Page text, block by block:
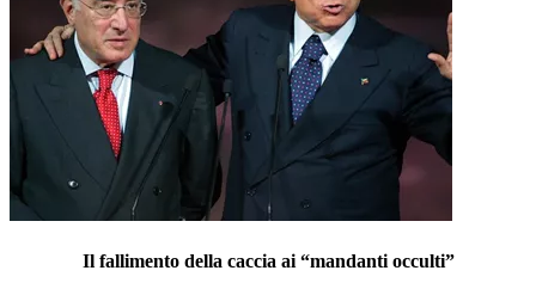
Il fallimento della caccia ai “mandanti occulti”